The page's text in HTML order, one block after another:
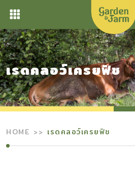
Skip
content
เรดคลอว์เครยฟิช
HOME เรดคลอว์เครยฟิช